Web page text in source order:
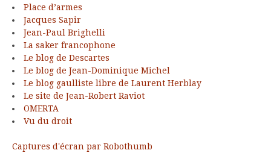
Place d’armes
Jacques Sapir
Jean-Paul Brighelli
La saker francophone
Le blog de Descartes
Le blog de Jean-Dominique Michel
Le blog gaulliste libre de Laurent Herblay
Le site de Jean-Robert Raviot
OMERTA
Vu du droit
Captures d'écran par Robothumb